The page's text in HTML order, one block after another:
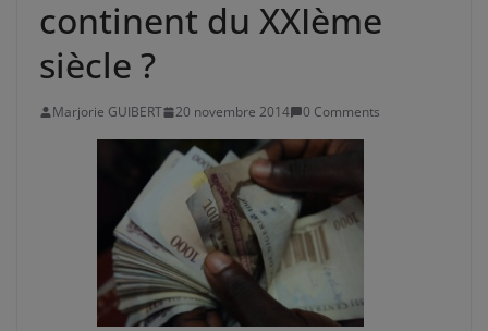
continent du XXIème
siècle ?
Marjorie GUIBERT 20 novembre 2014 0 Comments